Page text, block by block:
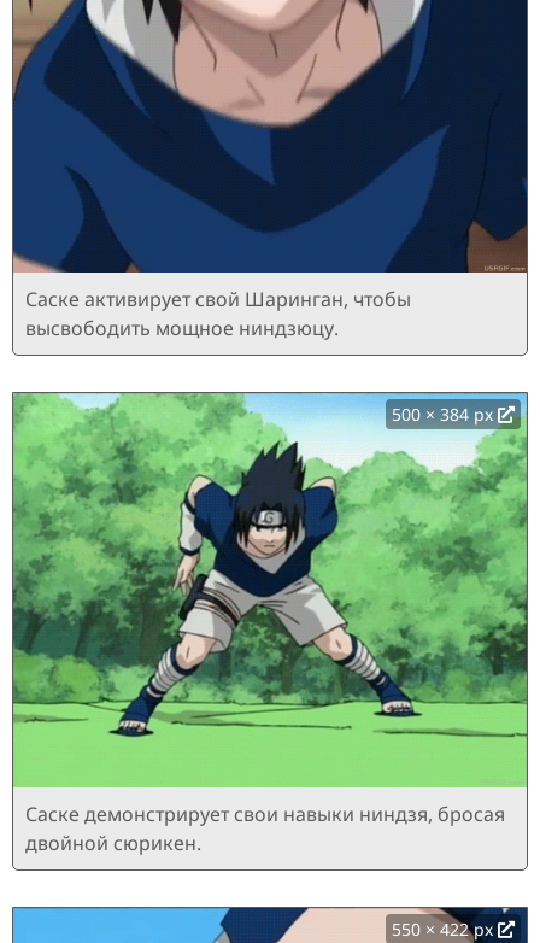
Саске активирует свой Шаринган, чтобы
высвободить мощное ниндзюцу.
500 × 384 px
Саске демонстрирует свои навыки ниндзя, бросая
двойной сюрикен.
550 × 422 px